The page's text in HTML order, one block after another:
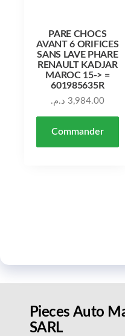
PARE CHOCS
AVANT 6 ORIFICES
SANS LAVE PHARE
RENAULT KADJAR
MAROC 15-> =
601985635R
3,984.00 د.م.
Commander
Pieces Auto
SARL